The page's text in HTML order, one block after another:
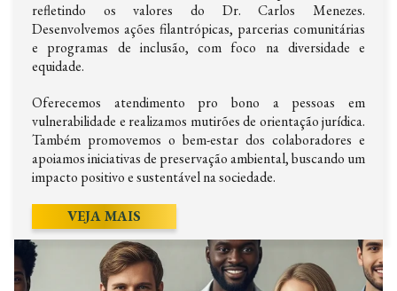
refletindo os valores do Dr. Carlos Menezes.
Desenvolvemos ações filantrópicas, parcerias comunitárias
e programas de inclusão, com foco na diversidade e
equidade.
Oferecemos atendimento pro bono a pessoas em
vulnerabilidade e realizamos mutirões de orientação jurídica.
Também promovemos o bem-estar dos colaboradores e
apoiamos iniciativas de preservação ambiental, buscando um
impacto positivo e sustentável na sociedade.
VEJA MAIS